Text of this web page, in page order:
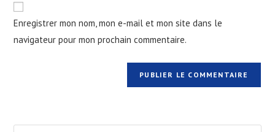
Enregistrer mon nom, mon e-mail et mon site dans le
navigateur pour mon prochain commentaire.